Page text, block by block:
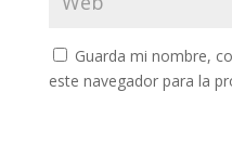
Guarda mi nombre,
este navegador para la